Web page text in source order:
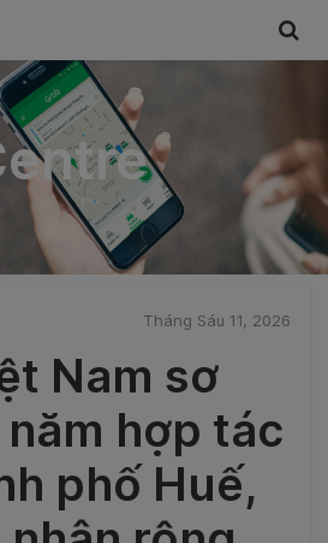
Centre
Tháng Sáu 11, 2026
Nam sơ
hợp tác
phố Huế,